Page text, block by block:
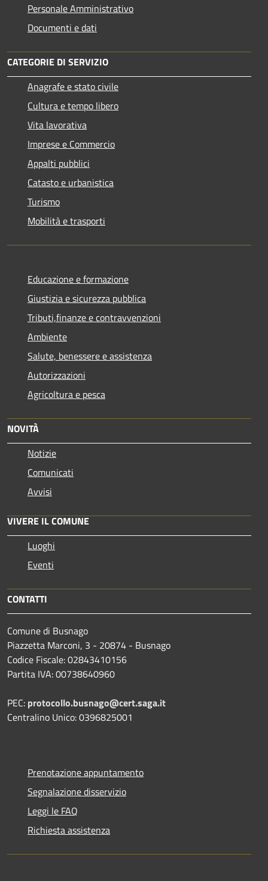
Personale Amministrativo
Documenti e dati
CATEGORIE DI SERVIZIO
Anagrafe e stato civile
Cultura e tempo libero
Vita lavorativa
Imprese e Commercio
Appalti pubblici
Catasto e urbanistica
Turismo
Mobilità e trasporti
Educazione e formazione
Giustizia e sicurezza pubblica
Tributi,finanze e contravvenzioni
Ambiente
Salute, benessere e assistenza
Autorizzazioni
Agricoltura e pesca
NOVITÀ
Notizie
Comunicati
Avvisi
VIVERE IL COMUNE
Luoghi
Eventi
CONTATTI
Comune di Busnago
Piazzetta Marconi, 3 - 20874 - Busnago
Codice Fiscale: 02843410156
Partita IVA: 00738640960
PEC: protocollo.busnago@cert.saga.it
Centralino Unico: 0396825001
Prenotazione appuntamento
Segnalazione disservizio
Leggi le FAQ
Richiesta assistenza